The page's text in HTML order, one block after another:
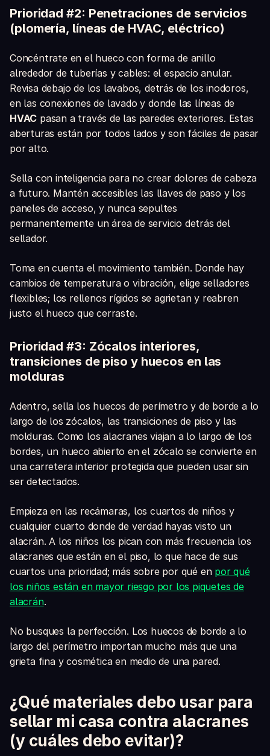
Prioridad #2: Penetraciones de servicios
(plomería, líneas de HVAC, eléctrico)
Concéntrate en el hueco con forma de anillo
alrededor de tuberías y cables: el espacio anular.
Revisa debajo de los lavabos, detrás de los inodoros,
en las conexiones de lavado y donde las líneas de
HVAC pasan a través de las paredes exteriores. Estas
aberturas están por todos lados y son fáciles de pasar
por alto.
Sella con inteligencia para no crear dolores de cabeza
a futuro. Mantén accesibles las llaves de paso y los
paneles de acceso, y nunca sepultes
permanentemente un área de servicio detrás del
sellador.
Toma en cuenta el movimiento también. Donde hay
cambios de temperatura o vibración, elige selladores
flexibles; los rellenos rígidos se agrietan y reabren
justo el hueco que cerraste.
Prioridad #3: Zócalos interiores,
transiciones de piso y huecos en las
molduras
Adentro, sella los huecos de perímetro y de borde a lo
largo de los zócalos, las transiciones de piso y las
molduras. Como los alacranes viajan a lo largo de los
bordes, un hueco abierto en el zócalo se convierte en
una carretera interior protegida que pueden usar sin
ser detectados.
Empieza en las recámaras, los cuartos de niños y
cualquier cuarto donde de verdad hayas visto un
alacrán. A los niños los pican con más frecuencia los
alacranes que están en el piso, lo que hace de sus
cuartos una prioridad; más sobre por qué en por qué
los niños están en mayor riesgo por los piquetes de
alacrán.
No busques la perfección. Los huecos de borde a lo
largo del perímetro importan mucho más que una
grieta fina y cosmética en medio de una pared.
¿Qué materiales debo usar para
sellar mi casa contra alacranes
(y cuáles debo evitar)?